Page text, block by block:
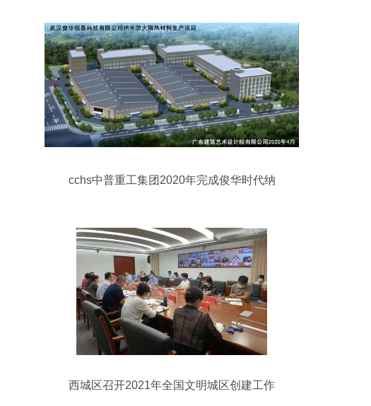
cchs中普重工集团2020年完成俊华时代纳
西城区召开2021年全国文明城区创建工作